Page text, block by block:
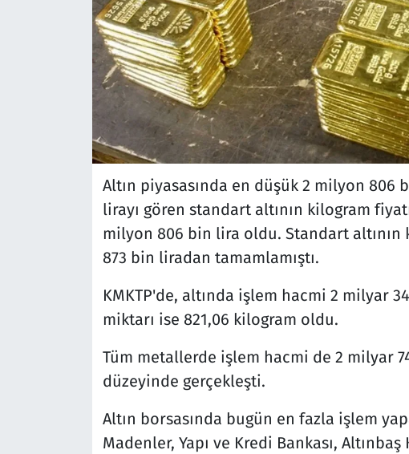
Altın piyasasında en düşük 2 milyon 806
lirayı gören standart altının kilogram
milyon 806 bin lira oldu. Standart
873 bin liradan tamamlamıştı.
KMKTP'de, altında işlem hacmi 2 milyar
miktarı ise 821,06 kilogram oldu.
Tüm metallerde işlem hacmi de 2 milyar
düzeyinde gerçekleşti.
Altın borsasında bugün en fazla işlem
Madenler, Yapı ve Kredi Bankası,